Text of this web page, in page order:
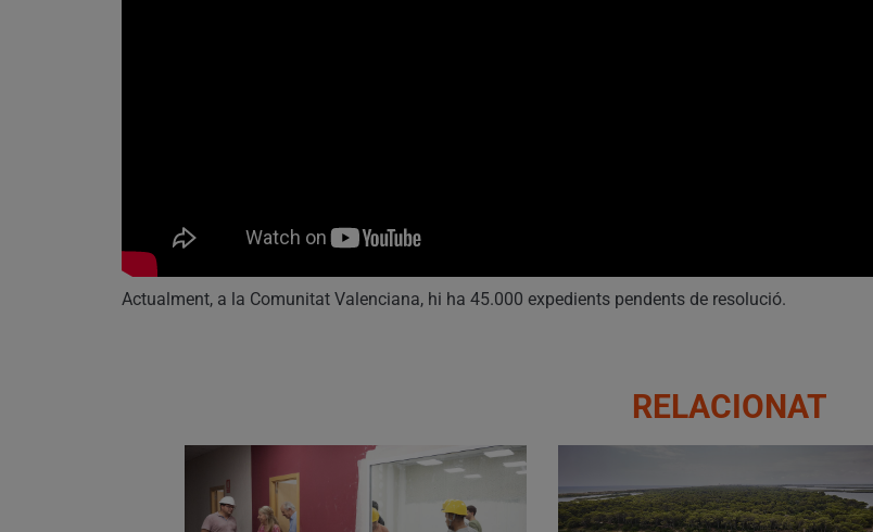
Actualment, a la Comunitat Valenciana, hi ha 45.000 expedients pendents de resolució.
RELACIONAT